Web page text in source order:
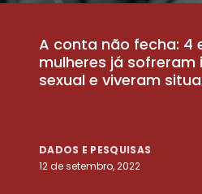
A conta não fecha: 4
mulheres já
sexual e viveram
DADOS E PESQUISAS
12 de setembro, 2022